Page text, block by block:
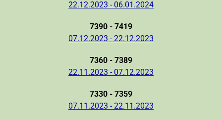
22.12.2023 - 06.01.2024
7390 - 7419
07.12.2023 - 22.12.2023
7360 - 7389
22.11.2023 - 07.12.2023
7330 - 7359
07.11.2023 - 22.11.2023